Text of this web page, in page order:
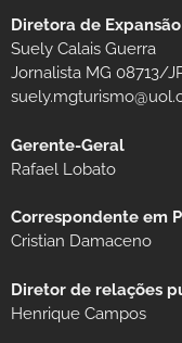
Diretora de Expansão
Suely Calais Guerra
Jornalista MG 08713/
Gerente-Geral
Rafael Lobato
Correspondente em
Cristian Damaceno
Diretor de relações
Henrique Campos